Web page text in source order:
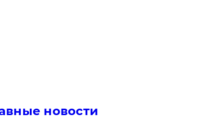
новости